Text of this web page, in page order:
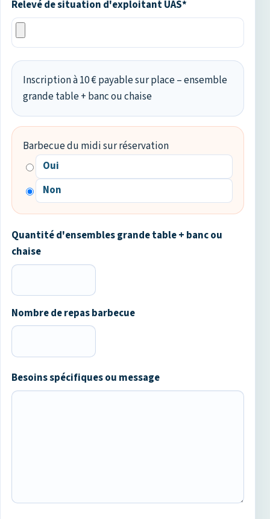
Relevé de situation d'exploitant UAS*
Inscription à 10 € payable sur place – ensemble
grande table + banc ou chaise
Barbecue du midi sur réservation
Oui
Non
Quantité d'ensembles grande table + banc ou
chaise
Nombre de repas barbecue
Besoins spécifiques ou message